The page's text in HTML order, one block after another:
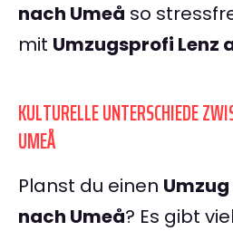
nach Umeå so
mit Umzugsprofi Lenz
KULTURELLE UNTERSCHIEDE
UMEÅ
Planst du einen
nach Umeå? Es gibt